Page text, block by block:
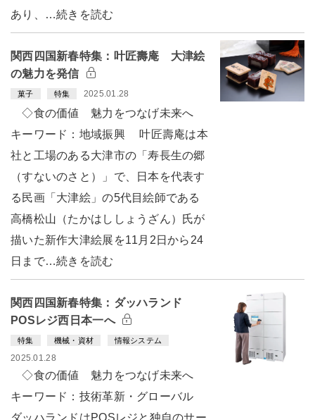
あり、…続きを読む
関西四国新春特集：叶匠壽庵 大津絵
の魅力を発信
菓子 特集 2025.01.28
◇食の価値 魅力をつなげ未来へ
キーワード：地域振興 叶匠壽庵は本
社と工場のある大津市の「寿長生の郷
（すないのさと）」で、日本を代表す
る民画「大津絵」の5代目絵師である
高橋松山（たかはししょうざん）氏が
描いた新作大津絵展を11月2日から24
日まで…続きを読む
関西四国新春特集：ダッハランド
POSレジ西日本一へ
特集 機械・資材 情報システム
2025.01.28
◇食の価値 魅力をつなげ未来へ
キーワード：技術革新・グローバル
ダッハランドはPOSレジと独自のサー